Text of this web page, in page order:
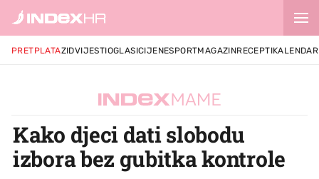
PRETPLATAZIDVIJESTIOGLASICIJENESPORTMAGAZINRECEPTIKALENDAR
Kako djeci dati slobodu
izbora bez gubitka kontrole